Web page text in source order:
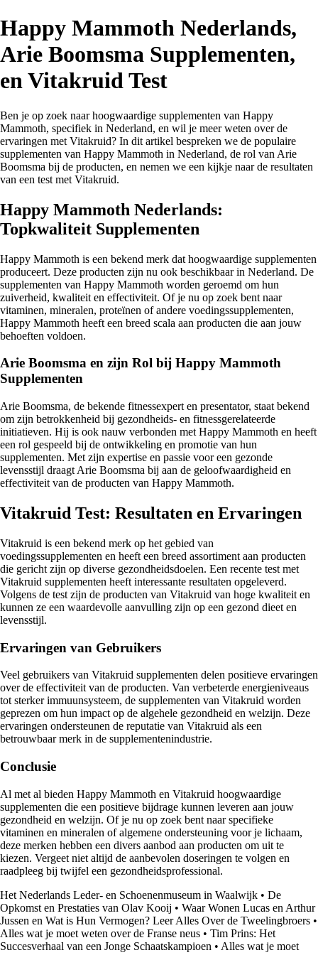
Happy Mammoth Nederlands,
Arie Boomsma Supplementen,
en Vitakruid Test
Ben je op zoek naar hoogwaardige supplementen van Happy
Mammoth, specifiek in Nederland, en wil je meer weten over de
ervaringen met Vitakruid? In dit artikel bespreken we de populaire
supplementen van Happy Mammoth in Nederland, de rol van Arie
Boomsma bij de producten, en nemen we een kijkje naar de resultaten
van een test met Vitakruid.
Happy Mammoth Nederlands:
Topkwaliteit Supplementen
Happy Mammoth is een bekend merk dat hoogwaardige supplementen
produceert. Deze producten zijn nu ook beschikbaar in Nederland. De
supplementen van Happy Mammoth worden geroemd om hun
zuiverheid, kwaliteit en effectiviteit. Of je nu op zoek bent naar
vitaminen, mineralen, proteïnen of andere voedingssupplementen,
Happy Mammoth heeft een breed scala aan producten die aan jouw
behoeften voldoen.
Arie Boomsma en zijn Rol bij Happy Mammoth
Supplementen
Arie Boomsma, de bekende fitnessexpert en presentator, staat bekend
om zijn betrokkenheid bij gezondheids- en fitnessgerelateerde
initiatieven. Hij is ook nauw verbonden met Happy Mammoth en heeft
een rol gespeeld bij de ontwikkeling en promotie van hun
supplementen. Met zijn expertise en passie voor een gezonde
levensstijl draagt Arie Boomsma bij aan de geloofwaardigheid en
effectiviteit van de producten van Happy Mammoth.
Vitakruid Test: Resultaten en Ervaringen
Vitakruid is een bekend merk op het gebied van
voedingssupplementen en heeft een breed assortiment aan producten
die gericht zijn op diverse gezondheidsdoelen. Een recente test met
Vitakruid supplementen heeft interessante resultaten opgeleverd.
Volgens de test zijn de producten van Vitakruid van hoge kwaliteit en
kunnen ze een waardevolle aanvulling zijn op een gezond dieet en
levensstijl.
Ervaringen van Gebruikers
Veel gebruikers van Vitakruid supplementen delen positieve ervaringen
over de effectiviteit van de producten. Van verbeterde energieniveaus
tot sterker immuunsysteem, de supplementen van Vitakruid worden
geprezen om hun impact op de algehele gezondheid en welzijn. Deze
ervaringen ondersteunen de reputatie van Vitakruid als een
betrouwbaar merk in de supplementenindustrie.
Conclusie
Al met al bieden Happy Mammoth en Vitakruid hoogwaardige
supplementen die een positieve bijdrage kunnen leveren aan jouw
gezondheid en welzijn. Of je nu op zoek bent naar specifieke
vitaminen en mineralen of algemene ondersteuning voor je lichaam,
deze merken hebben een divers aanbod aan producten om uit te
kiezen. Vergeet niet altijd de aanbevolen doseringen te volgen en
raadpleeg bij twijfel een gezondheidsprofessional.
Het Nederlands Leder- en Schoenenmuseum in Waalwijk • De
Opkomst en Prestaties van Olav Kooij • Waar Wonen Lucas en Arthur
Jussen en Wat is Hun Vermogen? Leer Alles Over de Tweelingbroers •
Alles wat je moet weten over de Franse neus • Tim Prins: Het
Succesverhaal van een Jonge Schaatskampioen • Alles wat je moet